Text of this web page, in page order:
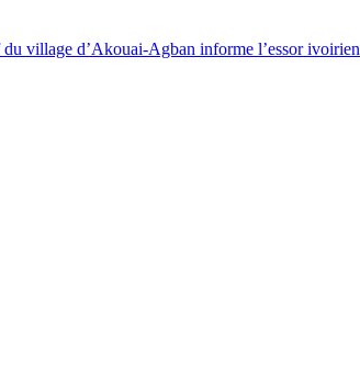
village d’Akouai-Agban informe l’essor ivoirien